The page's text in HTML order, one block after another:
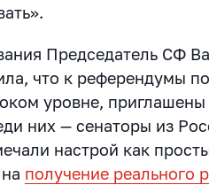
Председатель СФ
что к референдумы
уровне,
них — сенаторы из
настрой как
получение реального